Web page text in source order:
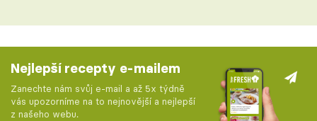
Nejlepší recepty e-mailem
Zanechte nám svůj e-mail a až 5x týdně
vás upozorníme na to nejnovější a nejlepší
z našeho webu.